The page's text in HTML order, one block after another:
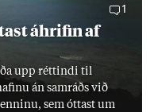
1
áhrif­in af
upp rétt­indi til
án sam­ráðs við
sem ótt­ast um